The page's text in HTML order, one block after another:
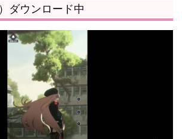
ダウンロード中
ゲーム評価
ガジェット